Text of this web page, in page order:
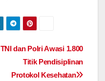
TNI dan Polri Awasi 1.800
Titik Pendisiplinan
Protokol Kesehatan